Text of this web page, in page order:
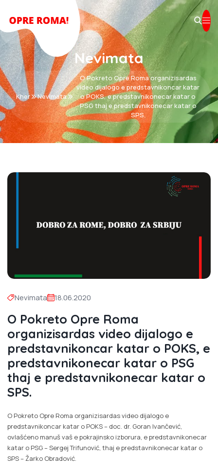
Nevimata
Kher Nevimata
O Pokreto Opre Roma organizisardas
video dijalogo e predstavnikoncar katar
o POKS, e predstavnikonecar katar o
PSG thaj e predstavnikonecar katar o
SPS.
Nevimata 18.06.2020
O Pokreto Opre Roma
organizisardas video dijalogo e
predstavnikoncar katar o POKS, e
predstavnikonecar katar o PSG
thaj e predstavnikonecar katar o
SPS.
O Pokreto Opre Roma organizisardas video dijalogo e
predstavnikoncar katar o POKS – doc. dr. Goran Ivančević,
ovlašćeno manuš vaš e pokrajinsko izborura, e predstavnikonecar
katar o PSG – Sergej Trifunović, thaj e predstavnikonecar katar o
SPS – Žarko Obradović.